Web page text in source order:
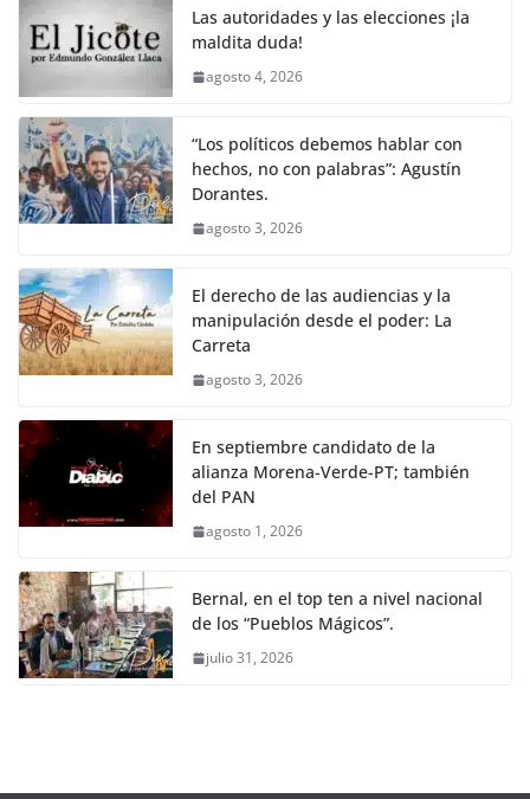
Las autoridades y las elecciones ¡la
maldita duda!
agosto 4, 2026
“Los políticos debemos hablar con
hechos, no con palabras”: Agustín
Dorantes.
agosto 3, 2026
El derecho de las audiencias y la
manipulación desde el poder: La
Carreta
agosto 3, 2026
En septiembre candidato de la
alianza Morena-Verde-PT; también
del PAN
agosto 1, 2026
Bernal, en el top ten a nivel nacional
de los “Pueblos Mágicos”.
julio 31, 2026